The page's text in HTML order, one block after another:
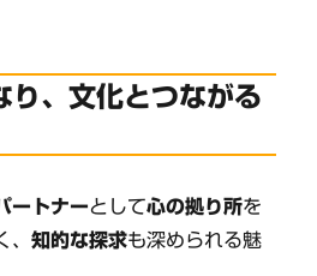
り、文化とつながる
ートナーとして心の拠り所を
、知的な探求も深められる魅